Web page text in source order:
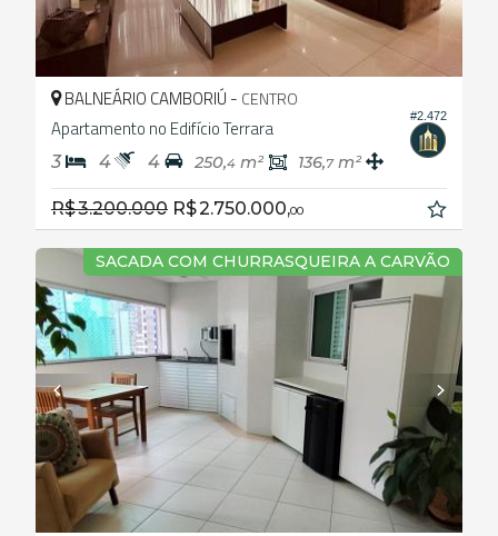
#2.472
BALNEÁRIO CAMBORIÚ - CENTRO
Apartamento no Edifício Terrara
3 4 4 250,4 m² 136,7m²
R$ 3.200.000 R$ 2.750.000,00
SACADA COM CHURRASQUEIRA A CARVÃO